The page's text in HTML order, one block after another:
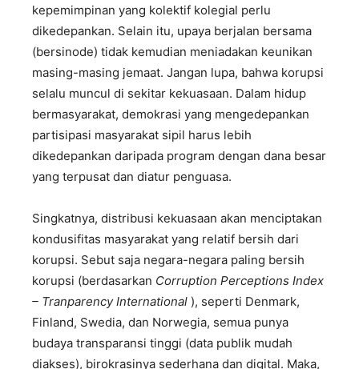
kepemimpinan yang kolektif kolegial perlu
dikedepankan. Selain itu, upaya berjalan bersama
(bersinode) tidak kemudian meniadakan keunikan
masing-masing jemaat. Jangan lupa, bahwa korupsi
selalu muncul di sekitar kekuasaan. Dalam hidup
bermasyarakat, demokrasi yang mengedepankan
partisipasi masyarakat sipil harus lebih
dikedepankan daripada program dengan dana besar
yang terpusat dan diatur penguasa.
Singkatnya, distribusi kekuasaan akan menciptakan
kondusifitas masyarakat yang relatif bersih dari
korupsi. Sebut saja negara-negara paling bersih
korupsi (berdasarkan Corruption Perceptions Index
– Tranparency International ), seperti Denmark,
Finland, Swedia, dan Norwegia, semua punya
budaya transparansi tinggi (data publik mudah
diakses), birokrasinya sederhana dan digital. Maka,